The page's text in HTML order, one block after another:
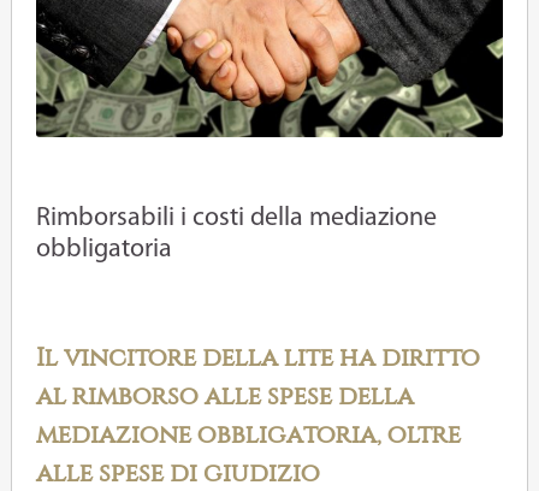
Rimborsabili i costi della mediazione
obbligatoria
Il vincitore della lite ha diritto
al rimborso alle spese della
mediazione obbligatoria, oltre
alle spese di giudizio